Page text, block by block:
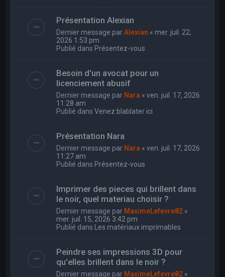
Présentation Alexian
Dernier message parAlexian « mer. juil. 22,
2026 1:53 pm
Publié dans Présentez-vous
Besoin d'un avocat pour un
licenciement abusif
Dernier message par Nara «ven. juil. 17, 2026
11:28 am
Publié dansVenez blablater ici
Présentation Nara
Dernier message par Nara «ven. juil. 17, 2026
11:27 am
Publié dans Présentez-vous
Imprimer des pieces qui brillent dans
le noir, quel materiau choisir ?
Dernier message par MaximeLefevre82 «
mer. juil. 15, 2026 3:42 pm
Publié dans Les matériaux imprimables
Peindre ses impressions 3D pour
qu'elles brillent dans le noir ?
Dernier message par MaximeLefevre82 «